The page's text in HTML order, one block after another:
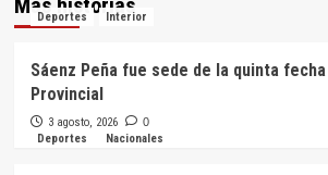
Más historias
Deportes Interior
Sáenz Peña fue sede de la quinta
Provincial
3 agosto, 2026 0
Deportes Nacionales